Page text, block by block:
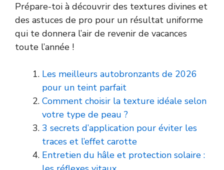
Prépare-toi à découvrir des textures divines et
des astuces de pro pour un résultat uniforme
qui te donnera l’air de revenir de vacances
toute l’année !
Les meilleurs autobronzants de 2026
pour un teint parfait
Comment choisir la texture idéale selon
votre type de peau ?
3 secrets d’application pour éviter les
traces et l’effet carotte
Entretien du hâle et protection solaire :